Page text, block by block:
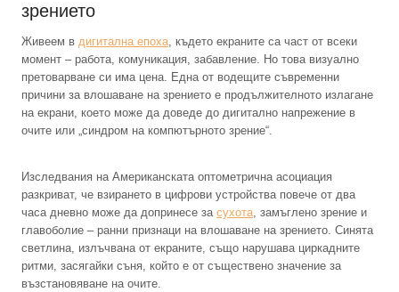
зрението
Живеем в дигитална епоха, където екраните са част от всеки
момент – работа, комуникация, забавление. Но това визуално
претоварване си има цена. Една от водещите съвременни
причини за влошаване на зрението е продължителното излагане
на екрани, което може да доведе до дигитално напрежение в
очите или „синдром на компютърното зрение“.
Изследвания на Американската оптометрична асоциация
разкриват, че взирането в цифрови устройства повече от два
часа дневно може да допринесе за сухота, замъглено зрение и
главоболие – ранни признаци на влошаване на зрението. Синята
светлина, излъчвана от екраните, също нарушава циркадните
ритми, засягайки съня, който е от съществено значение за
възстановяване на очите.